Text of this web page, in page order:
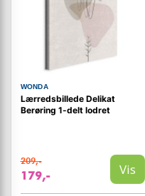
WONDA
Lærredsbillede Delikat
Berøring 1-delt lodret
209,-
179,- Vis